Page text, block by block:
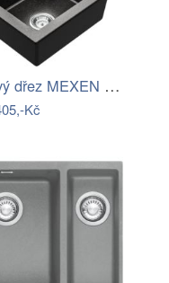
Granitový dřez MEXEN VITO černý +…
Kč